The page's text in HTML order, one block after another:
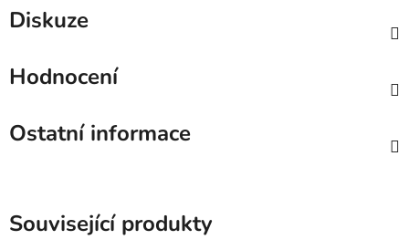
Diskuze
Hodnocení
Ostatní informace
Související produkty